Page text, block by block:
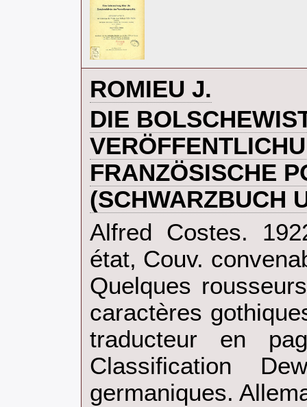
‎ROMIEU J.‎
‎DIE
FRANZÖSISCHE
(SCHWARZBUCH
‎Alfred Costes.
état, Couv.
Quelques
caractères
traducteur en
Classification
germaniques.